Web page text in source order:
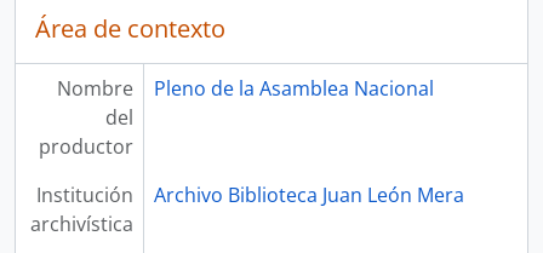
Área de contexto
Nombre
del
productor
Pleno de la Asamblea Nacional
Institución
archivística
Archivo Biblioteca Juan León Mera